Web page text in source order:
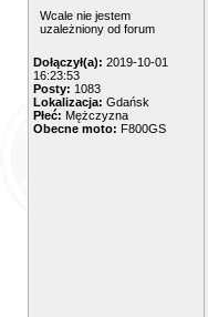
Wcale nie jestem
uzależniony od forum
Dołączył(a): 2019-10-01
16:23:53
Posty: 1083
Lokalizacja: Gdańsk
Płeć: Mężczyzna
Obecne moto: F800GS